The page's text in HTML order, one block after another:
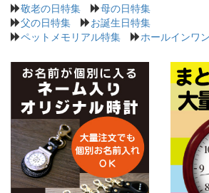
敬老の日特集
母の日特集
父の日特集
お誕生日特集
ペットメモリアル特集
ホールインワ